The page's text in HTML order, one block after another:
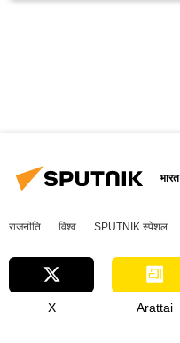
भारत
राजनीति विश्व SPUTNIK स्पेशल
X Arattai